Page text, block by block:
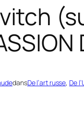
dansDe l’art russe, De